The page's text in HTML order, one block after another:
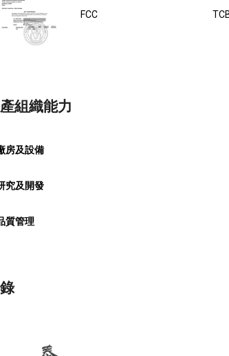
FCC
組織能力
房及設備
究及開發
質管理